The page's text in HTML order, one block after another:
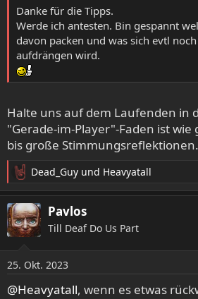
Danke für die Tipps.
Werde ich antesten. Bin gespannt
davon packen und was sich evtl
aufdrängen wird.
Halte uns auf dem Laufenden in
"Gerade-im-Player"-Faden ist
bis große Stimmungsreflektionen.
R
e
a
k
t
n
e
Dead_Guy und Heavyatall
Pavlos
Till Deaf Do Us Part
25. Okt. 2023
@Heavyatall, wenn es etwas